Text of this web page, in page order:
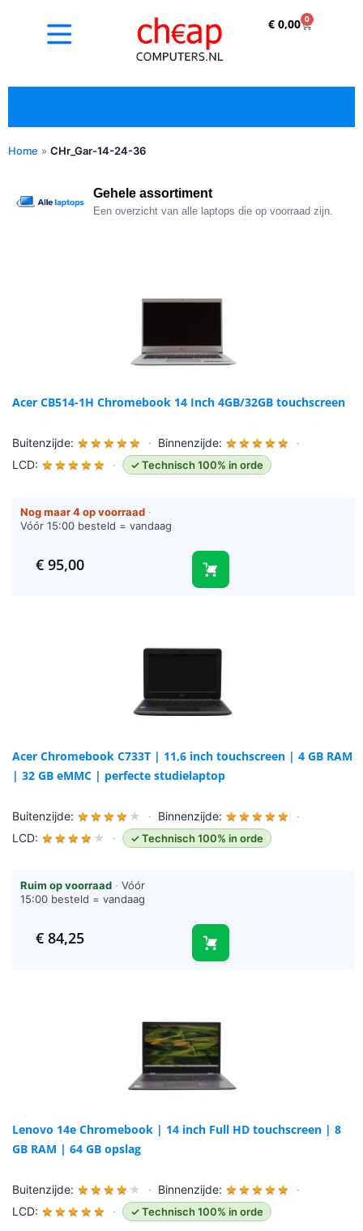
€0,00 0
✓ Refurbished kopen met duidelijke 5-sterren
Home » CHr_Gar-14-24-36
Gehele assortiment
Een overzicht van alle laptops die op voorraad zijn.
Acer CB514-1H Chromebook 14 Inch 4GB/32GB touchscreen
Buitenzijde: ★ ★ ★ ★ ★ · Binnenzijde: ★ ★ ★ ★ ★
·
LCD: ★ ★ ★ ★ ★ · ✓ Technisch 100% in orde
Nog maar 4 op voorraad ·
Vóór 15:00 besteld = vandaag
€95,00
Acer Chromebook C733T | 11,6 inch touchscreen | 4 GB RAM
| 32 GB eMMC | perfecte studielaptop
Buitenzijde: ★ ★ ★ ★ ★ · Binnenzijde: ★ ★ ★ ★ ★
·
LCD: ★ ★ ★ ★ ★ · ✓ Technisch 100% in orde
Ruim op voorraad · Vóór
15:00 besteld = vandaag
€84,25
Lenovo 14e Chromebook | 14 inch Full HD touchscreen | 8
GB RAM | 64 GB opslag
Buitenzijde: ★ ★ ★ ★ ★ · Binnenzijde: ★ ★ ★ ★ ★
·
LCD: ★ ★ ★ ★ ★ · ✓ Technisch 100% in orde